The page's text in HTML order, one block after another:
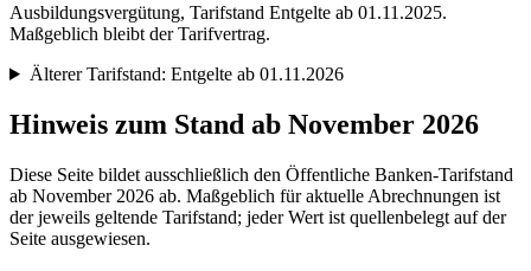
Ausbildungsvergütung, Tarifstand Entgelte ab 01.11.2025.
Maßgeblich bleibt der Tarifvertrag.
Älterer Tarifstand: Entgelte ab 01.11.2026
Hinweis zum Stand ab November 2026
Diese Seite bildet ausschließlich den Öffentliche Banken-Tarifstand
ab November 2026 ab. Maßgeblich für aktuelle Abrechnungen ist
der jeweils geltende Tarifstand; jeder Wert ist quellenbelegt auf der
Seite ausgewiesen.